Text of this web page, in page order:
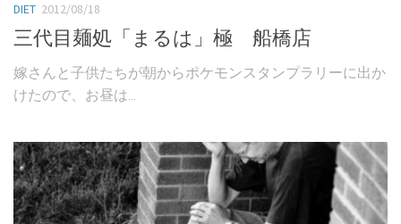
DIET 2012/08/18
三代目麺処「まるは」極 船橋店
嫁さんと子供たちが朝からポケモンスタンプラリーに出か
けたので、お昼は...